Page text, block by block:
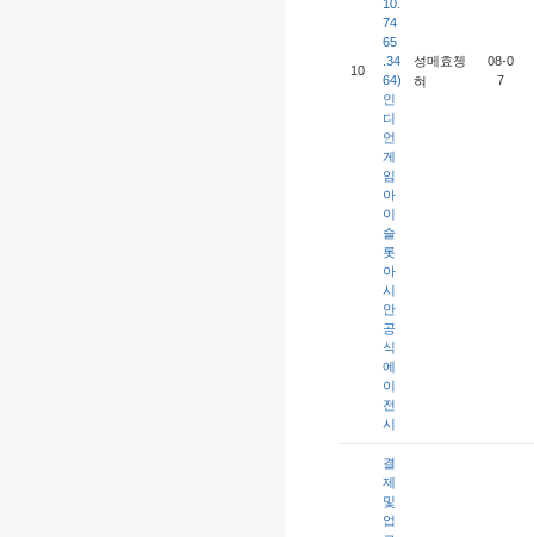
10
10.
74
65
.34
64)
인
디
언
게
임
아
이
슬
롯
아
시
안
공
식
에
이
전
시
성메효쳉
혀
08-0
7
결
제
및
업